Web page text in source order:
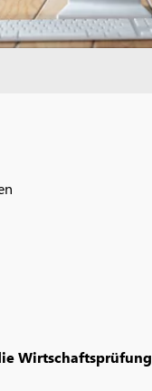
Wirtschaftsprüfung